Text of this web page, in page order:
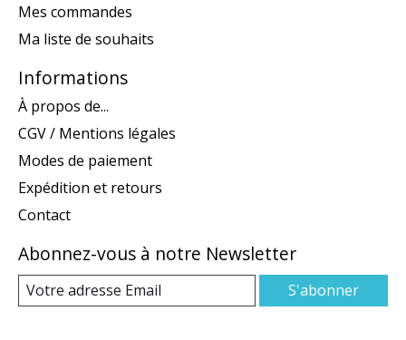
Mes commandes
Ma liste de souhaits
Informations
À propos de...
CGV / Mentions légales
Modes de paiement
Expédition et retours
Contact
Abonnez-vous à notre Newsletter
S'abonner